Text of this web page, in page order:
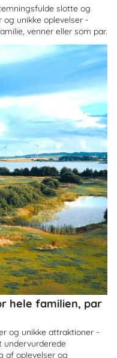
slotte og
og unikke oplevelser -
venner eller som par.
hele familien, par
og unikke attraktioner -
undervurderede
af oplevelser og